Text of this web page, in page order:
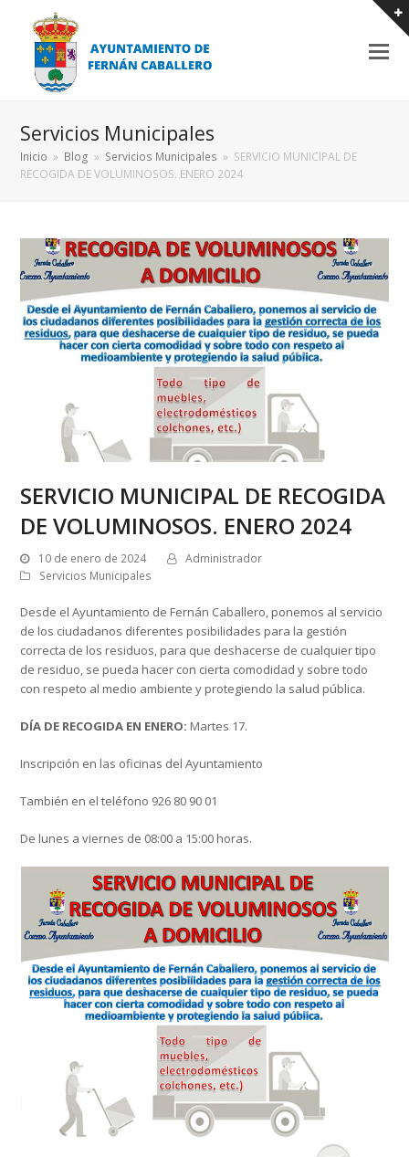
Servicios Municipales
Inicio » Blog » Servicios Municipales » SERVICIO MUNICIPAL DE
RECOGIDA DE VOLUMINOSOS. ENERO 2024
SERVICIO MUNICIPAL DE RECOGIDA
DE VOLUMINOSOS. ENERO 2024
10 de enero de 2024
Administrador
Servicios Municipales
Desde el Ayuntamiento de Fernán Caballero, ponemos al servicio
de los ciudadanos diferentes posibilidades para la gestión
correcta de los residuos, para que deshacerse de cualquier tipo
de residuo, se pueda hacer con cierta comodidad y sobre todo
con respeto al medio ambiente y protegiendo la salud pública.
DÍA DE RECOGIDA EN ENERO: Martes 17.
Inscripción en las oficinas del Ayuntamiento
También en el teléfono 926 80 90 01
De lunes a viernes de 08:00 a 15:00 horas.